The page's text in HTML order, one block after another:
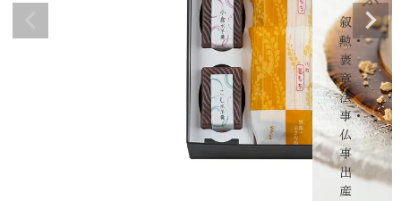
叙
勲・
褒
章
法
事・
仏
事
出
産